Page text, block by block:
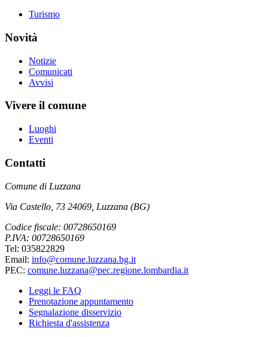
Turismo
Novità
Notizie
Comunicati
Avvisi
Vivere il comune
Luoghi
Eventi
Contatti
Comune di Luzzana
Via Castello, 73 24069, Luzzana (BG)
Codice fiscale: 00728650169
P.IVA: 00728650169
Tel: 035822829
Email: info@comune.luzzana.bg.it
PEC: comune.luzzana@pec.regione.lombardia.it
Leggi le FAQ
Prenotazione appuntamento
Segnalazione disservizio
Richiesta d'assistenza